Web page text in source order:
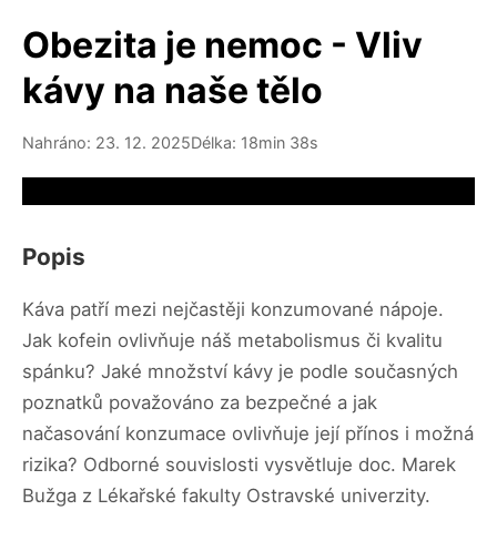
Obezita je nemoc - Vliv
kávy na naše tělo
Nahráno: 23. 12. 2025Délka: 18min 38s
Popis
Káva patří mezi nejčastěji konzumované nápoje.
Jak kofein ovlivňuje náš metabolismus či kvalitu
spánku? Jaké množství kávy je podle současných
poznatků považováno za bezpečné a jak
načasování konzumace ovlivňuje její přínos i možná
rizika? Odborné souvislosti vysvětluje doc. Marek
Bužga z Lékařské fakulty Ostravské univerzity.